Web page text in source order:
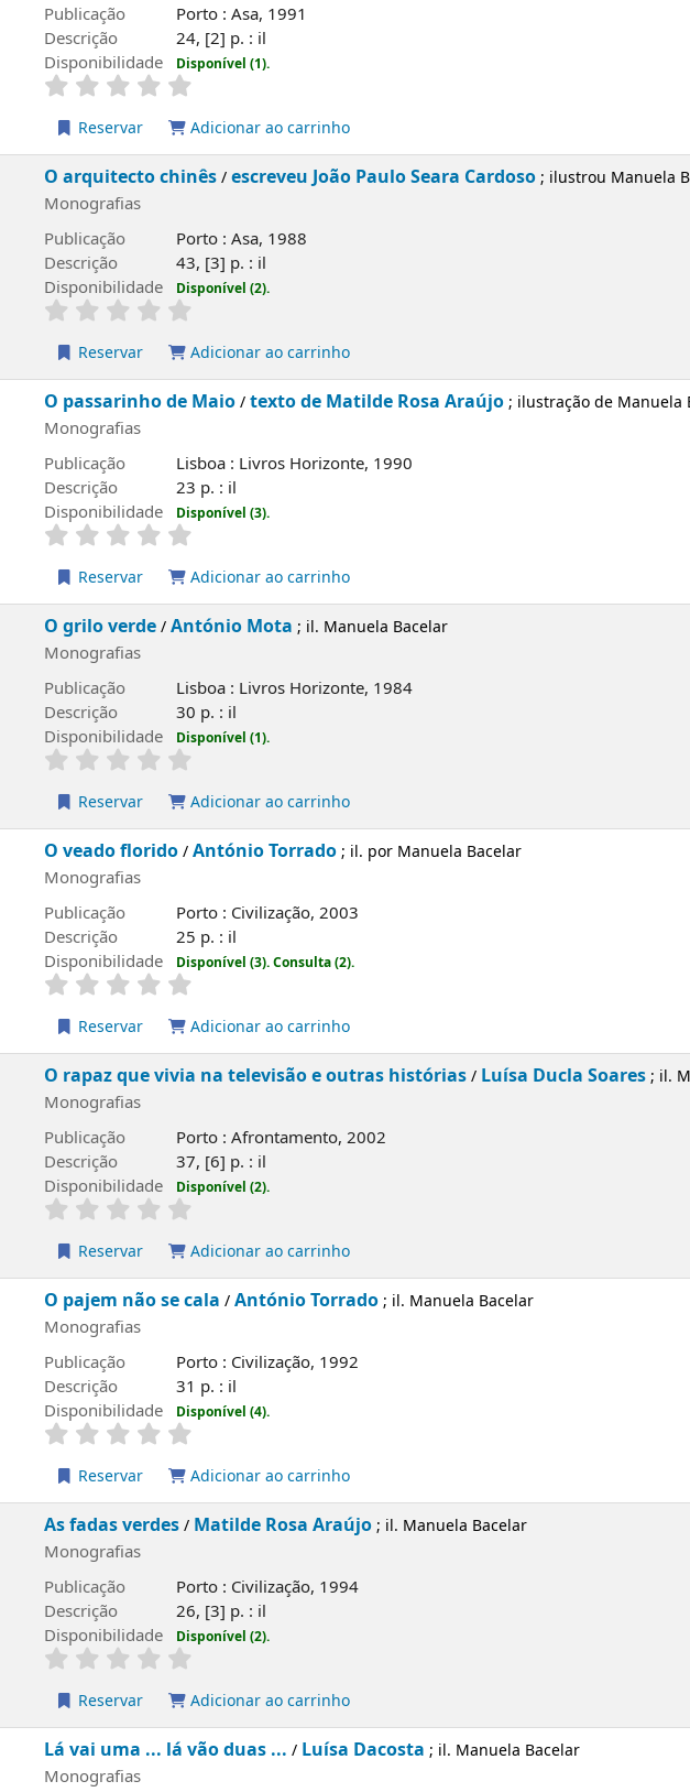
Porto : Asa, 1991
24, [2] p. : il
Disponível (1).
Adicionar ao carrinho
chinês/escreveu João Paulo Seara Cardoso; ilustrou Manuela Bacelar
Porto : Asa, 1988
43, [3] p. : il
Disponível (2).
Adicionar ao carrinho
de Maio/texto de Matilde Rosa Araújo; ilustração de Manuela Bacelar
Lisboa : Livros Horizonte, 1990
23 p. : il
Disponível (3).
Adicionar ao carrinho
/ António Mota; il. Manuela Bacelar
Lisboa : Livros Horizonte, 1984
30 p. : il
Disponível (1).
Adicionar ao carrinho
florido/António Torrado; il. por Manuela Bacelar
Porto : Civilização, 2003
25 p. : il
Disponível (3).Consulta (2).
Adicionar ao carrinho
que vivia na televisão e outras histórias/Luísa Ducla Soares ; il. Manuela Bacelar
Porto : Afrontamento, 2002
37, [6] p. : il
Disponível (2).
Adicionar ao carrinho
não se cala/ António Torrado; il. Manuela Bacelar
Porto : Civilização, 1992
31 p. : il
Disponível (4).
Adicionar ao carrinho
verdes/Matilde Rosa Araújo; il. Manuela Bacelar
Porto : Civilização, 1994
26, [3] p. : il
Disponível (2).
Adicionar ao carrinho
... lá vão duas .../Luísa Dacosta; il. Manuela Bacelar